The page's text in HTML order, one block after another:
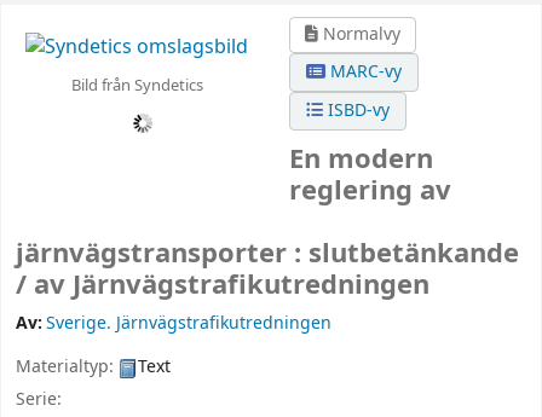
Bild från Syndetics
Normalvy
MARC-vy
ISBD-vy
En modern
reglering av
järnvägstransporter : slutbetänkande
/ av Järnvägstrafikutredningen
Av:Sverige. Järnvägstrafikutredningen
Materialtyp:
Text
Serie: